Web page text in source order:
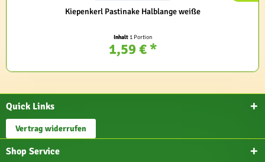
Kiepenkerl Pastinake Halblange weiße
Inhalt 1 Portion
1,59 € *
Quick Links
Vertrag widerrufen
Shop Service